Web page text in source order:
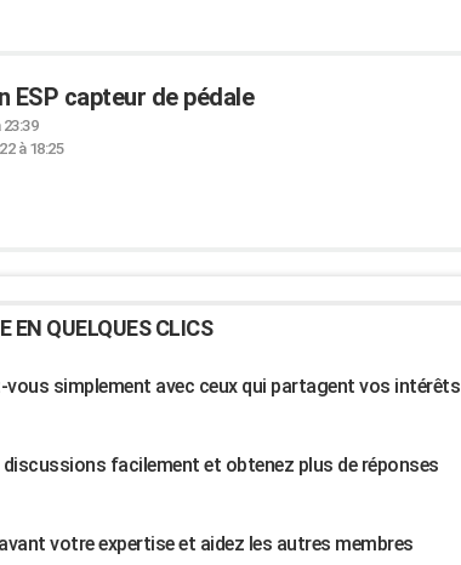
ESP capteur de pédale
23:39
à 18:25
EN QUELQUES CLICS
vous simplement avec ceux qui partagent vos intérêts
discussions facilement et obtenez plus de réponses
votre expertise et aidez les autres membres